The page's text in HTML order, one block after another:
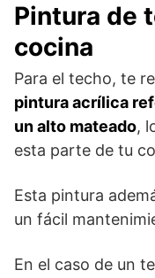
Pintura de
cocina
Para el techo, te
pintura acrílica
un alto mateado,
esta parte de tu
Esta pintura
un fácil
En el caso de un